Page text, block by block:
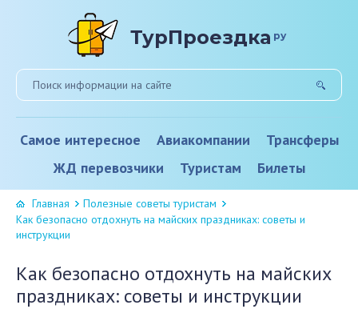
ТурПроездка ру
Самое интересное Авиакомпании
Трансферы
ЖД перевозчики
Туристам Билеты
Главная
Полезные советы туристам
Как безопасно отдохнуть на майских праздниках: советы и
инструкции
Как безопасно отдохнуть на майских
праздниках: советы и инструкции